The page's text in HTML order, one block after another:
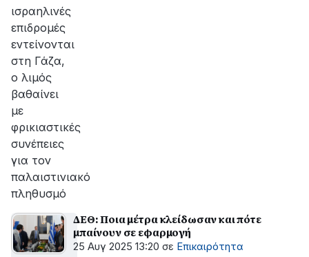
ισραηλινές
επιδρομές
εντείνονται
στη Γάζα,
ο λιμός
βαθαίνει
με
φρικιαστικές
συνέπειες
για τον
παλαιστινιακό
πληθυσμό
ΔΕΘ: Ποια μέτρα κλείδωσαν και πότε
μπαίνουν σε εφαρμογή
25 Αυγ 2025 13:20 σε Επικαιρότητα